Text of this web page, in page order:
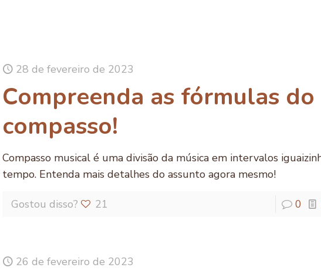
28 de fevereiro de 2023
Compreenda as fórmulas do
compasso!
Compasso musical é uma divisão da música em intervalos
tempo. Entenda mais detalhes do assunto agora mesmo!
Gostou disso? 21 0
26 de fevereiro de 2023